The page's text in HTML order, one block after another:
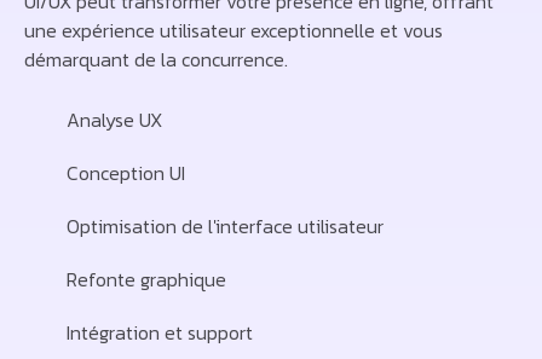
une expérience utilisateur exceptionnelle et vous
démarquant de la concurrence.
Analyse UX
Conception UI
Optimisation de l'interface utilisateur
Refonte graphique
Intégration et support